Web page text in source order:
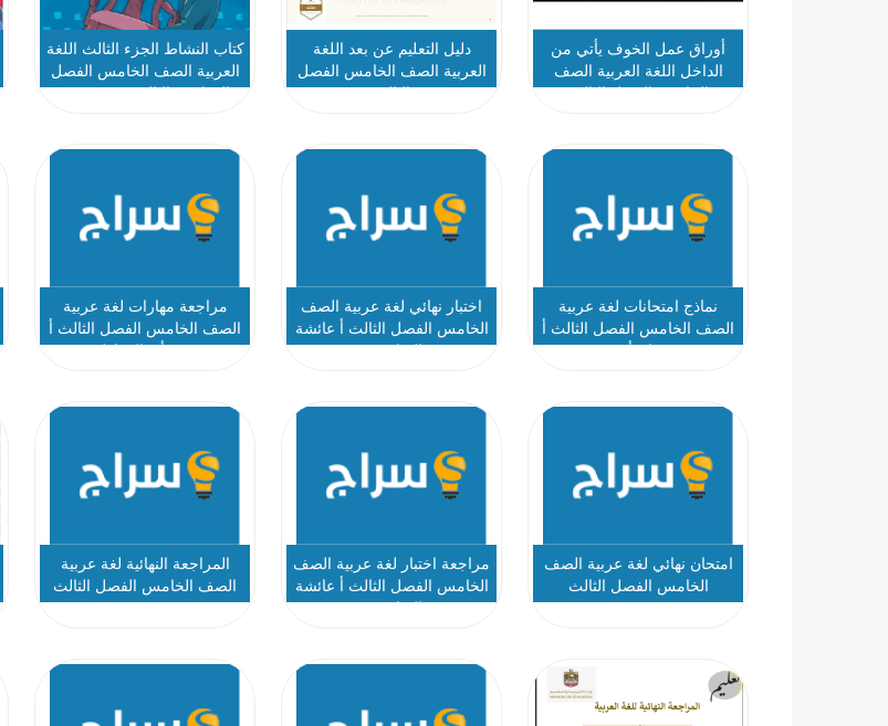
أوراق عمل الخوف يأتي من
الداخل اللغة العربية الصف
الخامس الفصل الثالث
دليل التعليم عن بعد اللغة
العربية الصف الخامس الفصل
الثالث
كتاب النشاط الجزء الثالث اللغة
العربية الصف الخامس الفصل
الدراسي الثالث 2025-2026
نماذج امتحانات لغة عربية
الصف الخامس الفصل الثالث أ
عثمان أحمد
اختبار نهائي لغة عربية الصف
الخامس الفصل الثالث أ عائشة
الشامسي
مراجعة مهارات لغة عربية
الصف الخامس الفصل الثالث أ
زينب أبو المعاطي
امتحان نهائي لغة عربية الصف
الخامس الفصل الثالث
مراجعة اختبار لغة عربية الصف
الخامس الفصل الثالث أ عائشة
الشامسي
المراجعة النهائية لغة عربية
الصف الخامس الفصل الثالث